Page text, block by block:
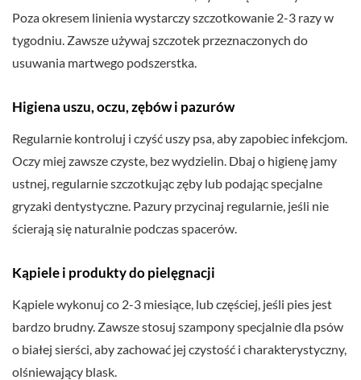
Poza okresem linienia wystarczy szczotkowanie 2-3 razy w
tygodniu. Zawsze używaj szczotek przeznaczonych do
usuwania martwego podszerstka.
Higiena uszu, oczu, zębów i pazurów
Regularnie kontroluj i czyść uszy psa, aby zapobiec infekcjom.
Oczy miej zawsze czyste, bez wydzielin. Dbaj o higienę jamy
ustnej, regularnie szczotkując zęby lub podając specjalne
gryzaki dentystyczne. Pazury przycinaj regularnie, jeśli nie
ścierają się naturalnie podczas spacerów.
Kąpiele i produkty do pielęgnacji
Kąpiele wykonuj co 2-3 miesiące, lub częściej, jeśli pies jest
bardzo brudny. Zawsze stosuj szampony specjalnie dla psów
o białej sierści, aby zachować jej czystość i charakterystyczny,
olśniewający blask.